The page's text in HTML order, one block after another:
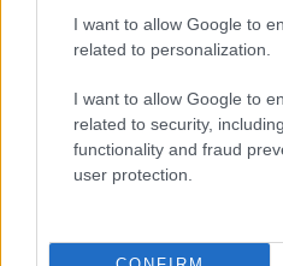
I want to allow Google to
related to personalization.
I want to allow Google to
related to security,
functionality and fraud
user protection.